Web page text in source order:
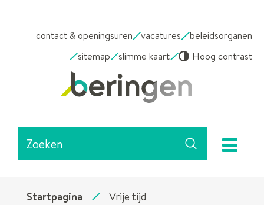
NAAR
contact & openingsuren vacatures
beleidsorganen
sitemap
slimme kaart Hoog contrast
Stad
Beringen
kunnen
we
helpen?
Zoeken
Startpagina
Vrije tijd